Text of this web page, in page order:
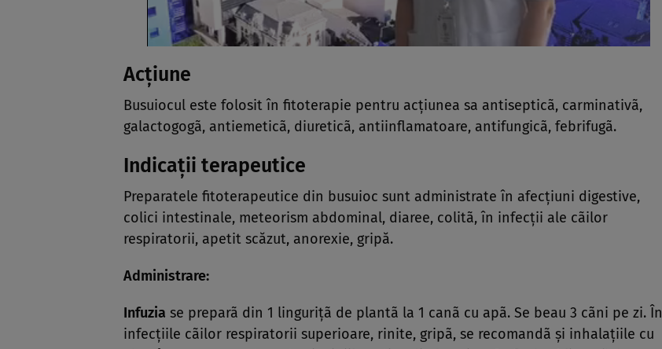
Acţiune
Busuiocul este folosit în fitoterapie pentru acţiunea sa antisepticã, carminativã,
galactogogã, antiemeticã, diureticã, antiinflamatoare, antifungicã, febrifugã.
Indicaţii terapeutice
Preparatele fitoterapeutice din busuioc sunt administrate în afecţiuni digestive,
colici intestinale, meteorism abdominal, diaree, colitã, în infecţii ale cãilor
respiratorii, apetit scăzut, anorexie, gripă.
Administrare:
Infuzia se preparã din 1 linguriţã de plantã la 1 canã cu apã. Se beau 3 cãni pe zi. În
infecţiile cãilor respiratorii superioare, rinite, gripã, se recomandã şi inhalaţiile cu